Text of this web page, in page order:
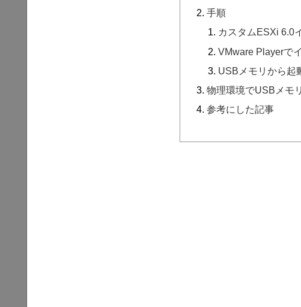
手順
カスタムESXi 6.0
VMware Playerで
USBメモリから起
物理環境でUSBメモ
参考にした記事